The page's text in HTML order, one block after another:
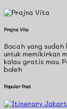
Prajna Vita
Bocah yang
untuk memikirkan
kalau gratis mau.
boleh
Popular Post